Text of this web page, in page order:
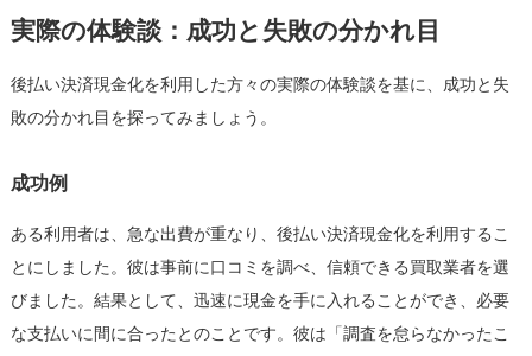
実際の体験談：成功と失敗の分かれ目
後払い決済現金化を利用した方々の実際の体験談を基に、成功と失
敗の分かれ目を探ってみましょう。
成功例
ある利用者は、急な出費が重なり、後払い決済現金化を利用するこ
とにしました。彼は事前に口コミを調べ、信頼できる買取業者を選
びました。結果として、迅速に現金を手に入れることができ、必要
な支払いに間に合ったとのことです。彼は「調査を怠らなかったこ